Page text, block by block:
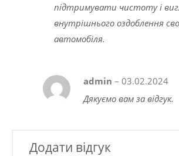
підтримувати чистоту і
внутрішнього оздоблення
автомобіля.
admin – 03.02.2024
Дякуємо вам за відгук.
Додати відгук